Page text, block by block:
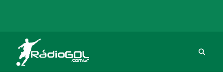
Rádio Gol
Há mais de 20 anos com as melhores coberturas